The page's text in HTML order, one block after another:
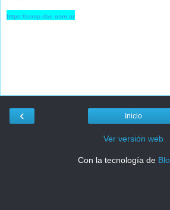
https://coop.dae.com.ar
‹ Inicio
Ver versión web
Con la tecnología de